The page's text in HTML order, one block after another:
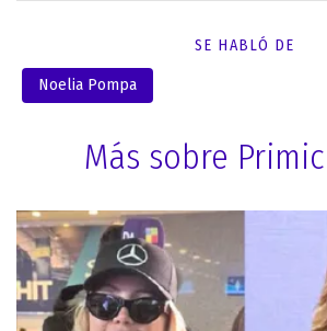
SE HABLÓ DE
Noelia Pompa
Más sobre